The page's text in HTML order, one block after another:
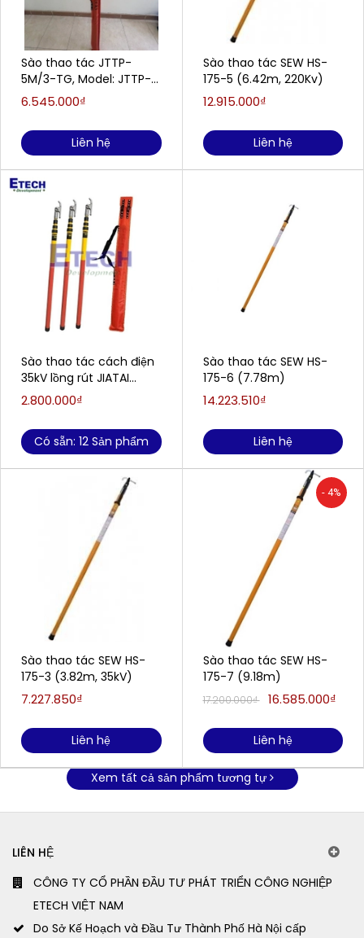
Sào thao tác JTTP-
5M/3-TG, Model: JTTP-
5M/3-TG
6.545.000₫
Liên hệ
Sào thao tác cách điện
35kV lồng rút JIATAI
JTYLG-02
2.800.000₫
Có sẵn: 12 Sản phẩm
Sào thao tác SEW HS-
175-3 (3.82m, 35kV)
7.227.850₫
Liên hệ
Sào thao tác SEW HS-
175-5 (6.42m, 220Kv)
12.915.000₫
Liên hệ
Sào thao tác SEW HS-
175-6 (7.78m)
14.223.510₫
Liên hệ
- 4%
Sào thao tác SEW HS-
175-7 (9.18m)
17.200.000₫ 16.585.000₫
Liên hệ
Xem tất cả sản phẩm tương tự
LIÊN HỆ
CÔNG TY CỔ PHẦN ĐẦU TƯ PHÁT TRIỂN CÔNG NGHIỆP
ETECH VIỆT NAM
Do Sở Kế Hoạch và Đầu Tư Thành Phố Hà Nội cấp